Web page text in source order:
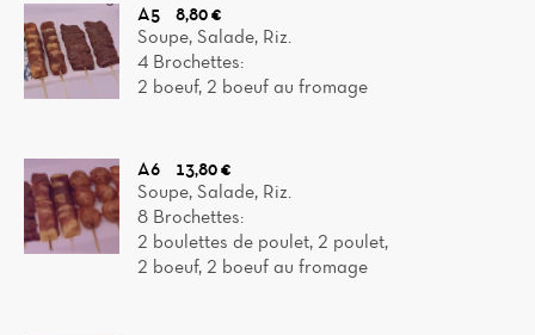
A5
8,80 €
Soupe, Salade, Riz.
4 Brochettes:
2 boeuf, 2 boeuf au fromage
A6
13,80 €
Soupe, Salade, Riz.
8 Brochettes:
2 boulettes de poulet, 2 poulet,
2 boeuf, 2 boeuf au fromage